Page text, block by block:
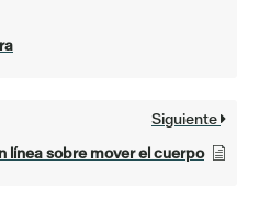
Siguiente
línea sobre mover el cuerpo